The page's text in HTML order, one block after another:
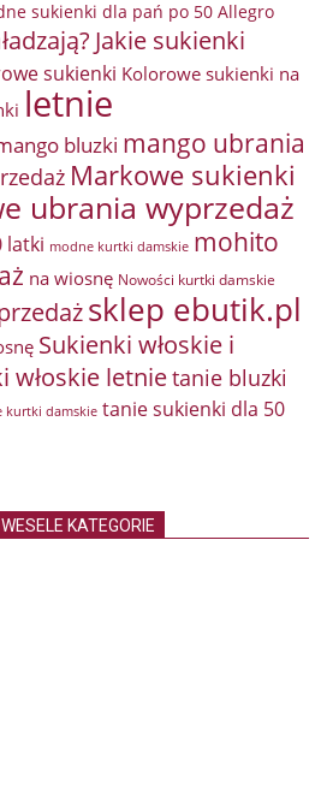
sukienki dla pań po 50 Allegro
Jakie sukienki
sukienki Kolorowe sukienki na
letnie
bluzki mango ubrania
Markowe sukienki
ubrania wyprzedaż
latki modne kurtki damskie mohito
na wiosnę Nowości kurtki damskie
sklep ebutik.pl
Sukienki włoskie i
włoskie letnietanie bluzki
kurtki damskie tanie sukienki dla 50
KATEGORIE